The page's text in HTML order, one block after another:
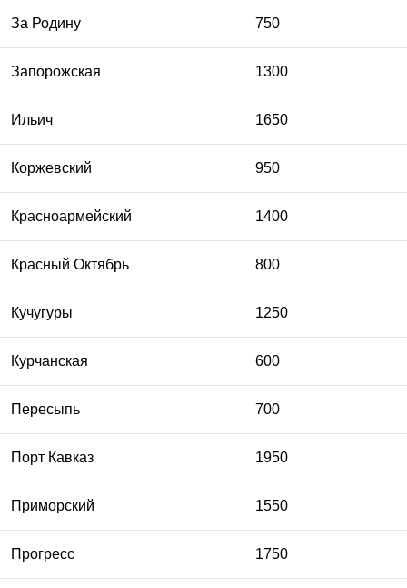
За Родину 750
Запорожская 1300
Ильич 1650
Коржевский 950
Красноармейский 1400
Красный Октябрь 800
Кучугуры 1250
Курчанская 600
Пересыпь 700
Порт Кавказ 1950
Приморский 1550
Прогресс 1750